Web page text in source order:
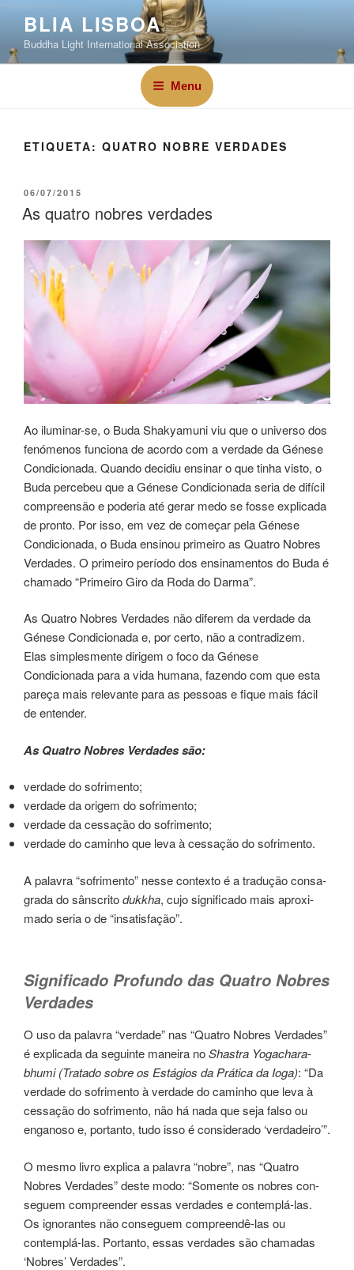
BLIA LISBOA
Buddha Light International Association
Menu
ETIQUETA: QUATRO NOBRE VERDADES
06/07/2015
As quatro nobres verdades
Ao ilu­mi­nar-se, o Buda Shakyamuni viu que o uni­ver­so dos
fenóme­nos fun­cio­na de acordo com a ver­da­de da Génese
Con­di­cio­na­da. Quando deci­diu ensi­nar o que tinha vis­to, o
Buda per­ce­beu que a Génese Condicionada seria de difí­cil
com­preen­são e pode­ria até gerar medo se fosse expli­ca­da
de pron­to. Por isso, em vez de começar pela Génese
Condicionada, o Buda ensinou primei­ro as Quatro Nobres
Verdades. O primeiro perío­do dos ensi­na­men­tos do Buda é
cha­ma­do “Primeiro Giro da Roda do Darma”.
As Quatro Nobres Verdades não dife­rem da ver­da­de da
Génese Condicionada e, por certo, não a con­tra­di­zem.
Elas sim­ples­men­te diri­gem o foco da Génese
Condicionada para a vida huma­na, fazen­do com que esta
pare­ça mais rele­van­te para as pes­soas e fique mais fácil
de enten­der.
As Quatro Nobres Verdades são:
ver­da­de do sofri­men­to;
ver­da­de da ori­gem do sofri­men­to;
ver­da­de da ces­sa­ção do sofri­men­to;
ver­da­de do cami­nho que leva à ces­sa­ção do sofri­men­to.
A pala­vra “sofri­men­to” nesse con­tex­to é a tra­du­ção con­sa­
gra­da do sânscri­todukkha, cujo significado mais aproxi­
mado seria o de “insa­tis­fa­ção”.
Significado Profundo das Quatro Nobres
Verdades
O uso da pala­vra “ver­da­de” nas “Quatro Nobres Verdades”
é expli­ca­da da seguin­te manei­ra noShastra Yogachara-
bhumi (Tratado sobre os Estágios da Prática da Ioga): “Da
ver­da­de do sofri­men­to à ver­da­de do cami­nho que leva à
ces­sa­ção do sofrimen­to, não há nada que seja falso ou
enga­no­so e, por­tan­to, tudo isso é con­si­de­ra­do ‘verdadeiro’”.
O mesmo livro expli­ca a pala­vra “nobre”, nas “Quatro
Nobres Verdades” deste modo: “Somente os nobres con­
se­guem com­preen­der essas ver­da­des e con­tem­plá-las.
Os ignoran­tes não conseguem com­preen­dê-las ou
contemplá-las. Portanto, essas ver­da­des são cha­ma­das
‘Nobres’ Verdades”.